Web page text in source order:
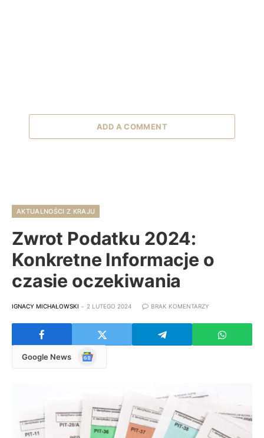
ADD A COMMENT
AKTUALNOŚCI Z KRAJU
Zwrot Podatku 2024:
Konkretne Informacje o
czasie oczekiwania
IGNACY MICHAŁOWSKI 2 LUTEGO 2024 BRAK KOMENTARZY
Google News
Google